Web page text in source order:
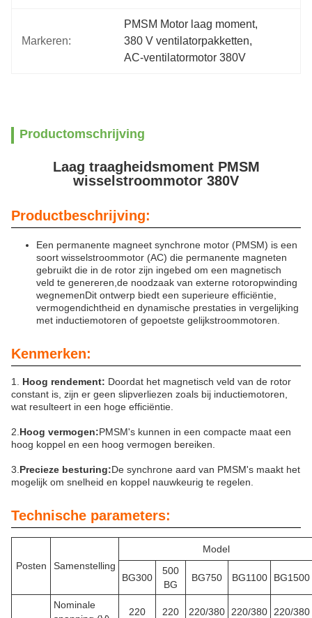
Markeren:
PMSM Motor laag moment,
380 V ventilatorpakketten,
AC-ventilatormotor 380V
Productomschrijving
Laag traagheidsmoment PMSM
wisselstroommotor 380V
Productbeschrijving:
Een permanente magneet synchrone motor (PMSM) is een
soort wisselstroommotor (AC) die permanente magneten
gebruikt die in de rotor zijn ingebed om een magnetisch
veld te genereren,de noodzaak van externe rotoropwinding
wegnemenDit ontwerp biedt een superieure efficiëntie,
vermogendichtheid en dynamische prestaties in vergelijking
met inductiemotoren of gepoetste gelijkstroommotoren.
Kenmerken:
1. Hoog rendement: Doordat het magnetisch veld van de rotor
constant is, zijn er geen slipverliezen zoals bij inductiemotoren,
wat resulteert in een hoge efficiëntie.
2. Hoog vermogen:PMSM's kunnen in een compacte maat een
hoog koppel en een hoog vermogen bereiken.
3. Precieze besturing:De synchrone aard van PMSM's maakt het
mogelijk om snelheid en koppel nauwkeurig te regelen.
Technische parameters:
Posten Samenstelling
Model
BG300
500
BG
BG750 BG1100 BG1500
Nominale
220 220 220/380 220/380 220/380